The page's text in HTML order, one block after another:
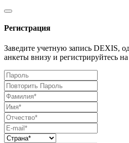
Регистрация
Заведите учетную запись DEXIS,
анкеты внизу и регистрируйтесь